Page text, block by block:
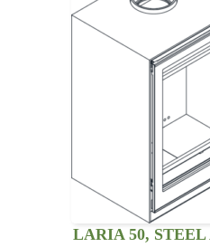
LARIA 50,